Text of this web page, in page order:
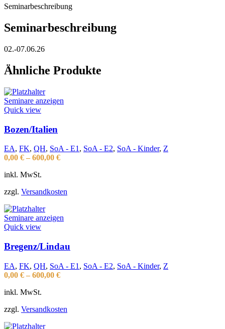
Seminarbeschreibung
Seminarbeschreibung
02.-07.06.26
Ähnliche Produkte
Seminare anzeigen
Quick view
Bozen/Italien
EA, FK, QH, SoA - E1, SoA - E2, SoA - Kinder, Z
0,00 € – 600,00 €
inkl. MwSt.
zzgl. Versandkosten
Seminare anzeigen
Quick view
Bregenz/Lindau
EA, FK, QH, SoA - E1 , SoA - E2, SoA - Kinder, Z
0,00 € – 600,00 €
inkl. MwSt.
zzgl. Versandkosten